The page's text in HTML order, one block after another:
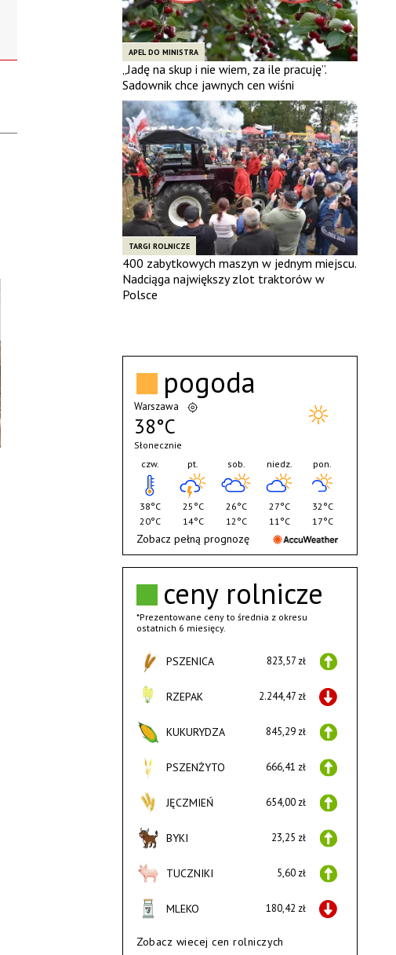
APEL DO MINISTRA
„Jadę na skup i nie wiem, za ile pracuję”.
Sadownik chce jawnych cen wiśni
TARGI ROLNICZE
400 zabytkowych maszyn w jednym miejscu.
Nadciąga największy zlot traktorów w
Polsce
ceny rolnicze
*Prezentowane ceny to średnia z okresu
ostatnich 6 miesięcy.
PSZENICA 823,57 zł
RZEPAK 2.244,47 zł
KUKURYDZA 845,29 zł
PSZENŻYTO 666,41 zł
JĘCZMIEŃ 654,00 zł
BYKI 23,25 zł
TUCZNIKI 5,60 zł
MLEKO 180,42 zł
Zobacz wiecej cen rolniczych
pogoda
Warszawa
38°C
Słonecznie
czw.
38°C
20°C
pt.
25°C
14°C
sob.
26°C
12°C
niedz.
27°C
11°C
pon.
32°C
17°C
Zobacz pełną prognozę